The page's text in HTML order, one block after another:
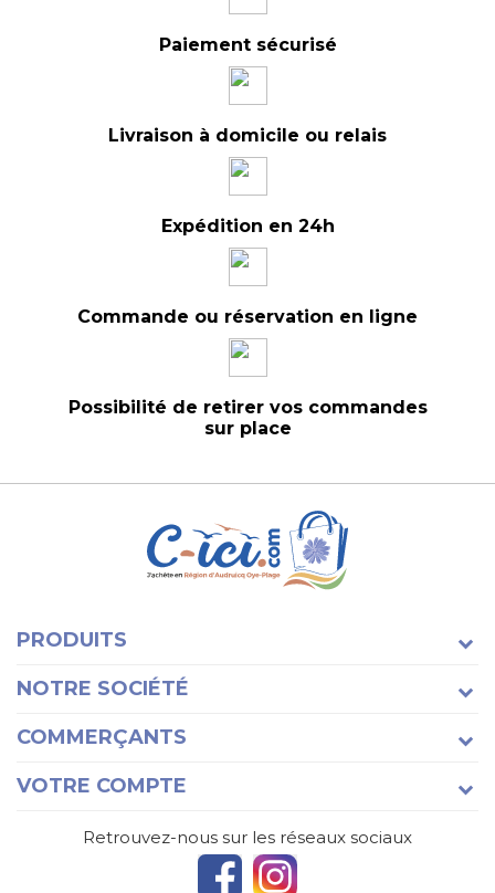
Paiement sécurisé
Livraison à domicile ou relais
Expédition en 24h
Commande ou réservation en ligne
Possibilité de retirer vos commandes
sur place
PRODUITS
NOTRE SOCIÉTÉ
COMMERÇANTS
VOTRE COMPTE
Retrouvez-nous sur les réseaux sociaux